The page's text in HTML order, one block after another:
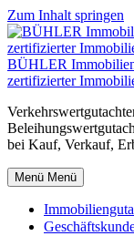
Zum Inhalt springen
BÜHLER
zertifizierter
bei Kauf, Verkauf,
Menü Menü